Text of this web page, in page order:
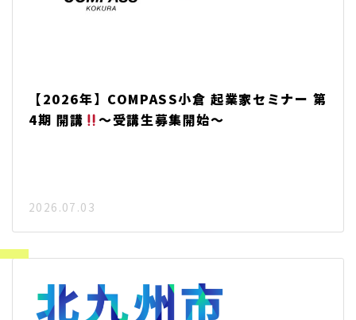
【2026年】COMPASS小倉 起業家セミナー 第
4期 開講
～受講生募集開始～
2026.07.03